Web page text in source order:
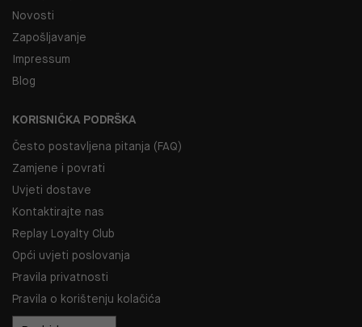
Novosti
Zapošljavanje
Impressum
Blog
KORISNIČKA PODRŠKA
Često postavljena pitanja (FAQ)
Zamjene i povrati
Uvjeti dostave
Kontaktirajte nas
Replay Loyalty Club
Opći uvjeti poslovanja
Pravila privatnosti
Pravila o korištenju kolačića